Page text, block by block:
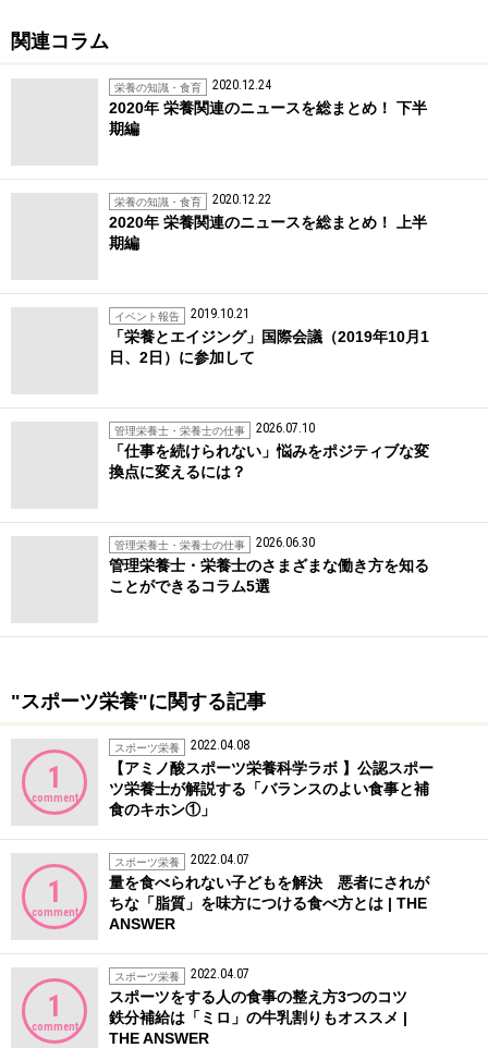
関連コラム
栄養の知識・食育 2020.12.24
2020年 栄養関連のニュースを総まとめ！ 下半
期編
栄養の知識・食育 2020.12.22
2020年 栄養関連のニュースを総まとめ！ 上半
期編
イベント報告 2019.10.21
「栄養とエイジング」国際会議（2019年10月1
日、2日）に参加して
管理栄養士・栄養士の仕事 2026.07.10
「仕事を続けられない」悩みをポジティブな変
換点に変えるには？
管理栄養士・栄養士の仕事 2026.06.30
管理栄養士・栄養士のさまざまな働き方を知る
ことができるコラム5選
"スポーツ栄養"に関する記事
1
comment
スポーツ栄養 2022.04.08
【アミノ酸スポーツ栄養科学ラボ 】公認スポー
ツ栄養士が解説する「バランスのよい食事と補
食のキホン①」
1
comment
スポーツ栄養 2022.04.07
量を食べられない子どもを解決 悪者にされが
ちな「脂質」を味方につける食べ方とは | THE
ANSWER
1
comment
スポーツ栄養 2022.04.07
スポーツをする人の食事の整え方3つのコツ
鉄分補給は「ミロ」の牛乳割りもオススメ |
THE ANSWER